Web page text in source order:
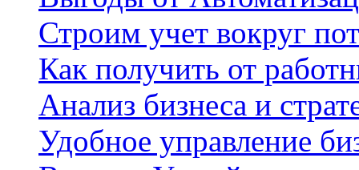
Строим учет вокруг
Как получить от
Анализ бизнеса и
Удобное управление